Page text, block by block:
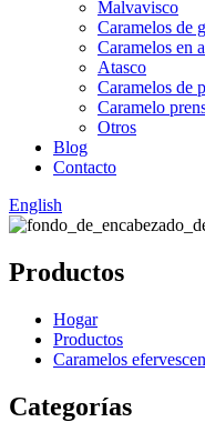
Malvavisco
Caramelos de
Caramelos en
Atasco
Caramelos de
Caramelo
Otros
Blog
Contacto
English
Productos
Hogar
Productos
Caramelos
Categorías